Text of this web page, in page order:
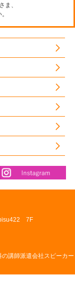
ま、
7F
講師派遣会社スピーカー